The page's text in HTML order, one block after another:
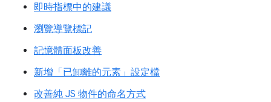
即時指標中的建議
瀏覽導覽標記
記憶體面板改善
新增「已卸離的元素」設定檔
改善純 JS 物件的命名方式